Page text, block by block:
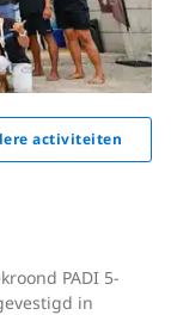
activiteiten
PADI 5-
in